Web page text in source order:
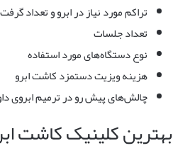
تراکم مورد نیاز در ابرو و تعداد
تعداد جلسات
نوع دستگاه‌های مورد استفاده
هزینه ویزیت دستمزد کاشت ابرو
چالش‌های پیش رو در ترمیم ابروی
بهترین کلینیک کاشت